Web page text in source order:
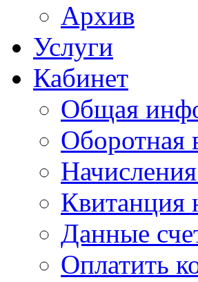
Архив
Услуги
Кабинет
Общая
Оборотная
Квитанция
Данные
Оплатить